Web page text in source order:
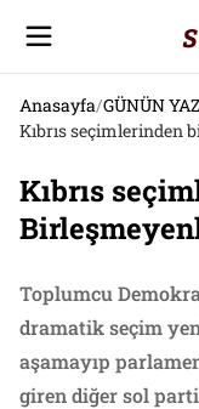
Anasayfa/GÜNÜN
Kıbrıs seçimlerinden
Kıbrıs
Toplumcu
dramatik seçim
aşamayıp
giren diğer sol